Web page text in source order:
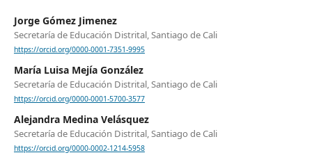
Jorge Gómez Jimenez
Secretaría de Educación Distrital, Santiago de Cali
https://orcid.org/0000-0001-7351-9995
María Luisa Mejía González
Secretaría de Educación Distrital, Santiago de Cali
https://orcid.org/0000-0001-5700-3577
Alejandra Medina Velásquez
Secretaría de Educación Distrital, Santiago de Cali
https://orcid.org/0000-0002-1214-5958